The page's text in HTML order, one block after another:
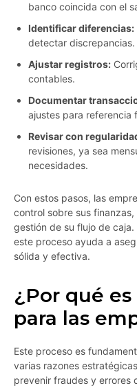
banco coincida con el
Identificar diferencias:
detectar discrepancias.
Ajustar registros:
contables.
Documentar
ajustes para referencia
Revisar con
revisiones, ya sea
necesidades.
Con estos pasos, las
control sobre sus
gestión de su flujo de
este proceso ayuda a
sólida y efectiva.
¿Por qué
para las
Este proceso es
varias razones
prevenir fraudes y errores